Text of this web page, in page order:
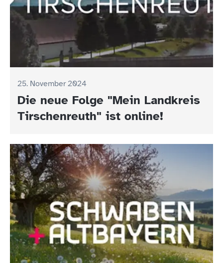
25. November 2024
Die neue Folge "Mein Landkreis
Tirschenreuth" ist online!